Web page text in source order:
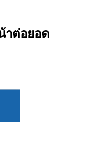
าต่อยอด